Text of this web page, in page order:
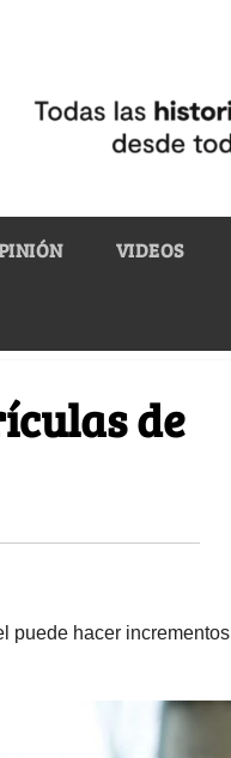
VIDEOS
de
puede hacer incrementos